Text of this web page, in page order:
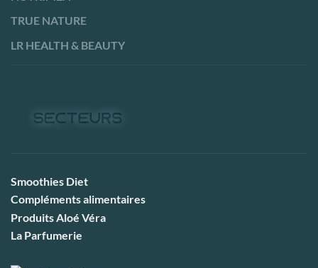
TRUE NATURE
LR HEALTH & BEAUTY
Smoothies Diet
Compléments alimentaires
Produits Aloé Véra
La Parfumerie